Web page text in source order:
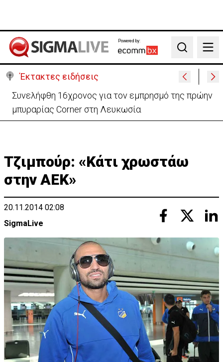
Powered by:
Search
Έκτακτες ειδήσεις
Συνελήφθη 16χρονος για τον εμπρησμό της πρώην
μπυραρίας Corner στη Λευκωσία
Τζιμπούρ: «Κάτι χρωστάω
στην ΑΕΚ»
20.11.2014 02:08
SigmaLive